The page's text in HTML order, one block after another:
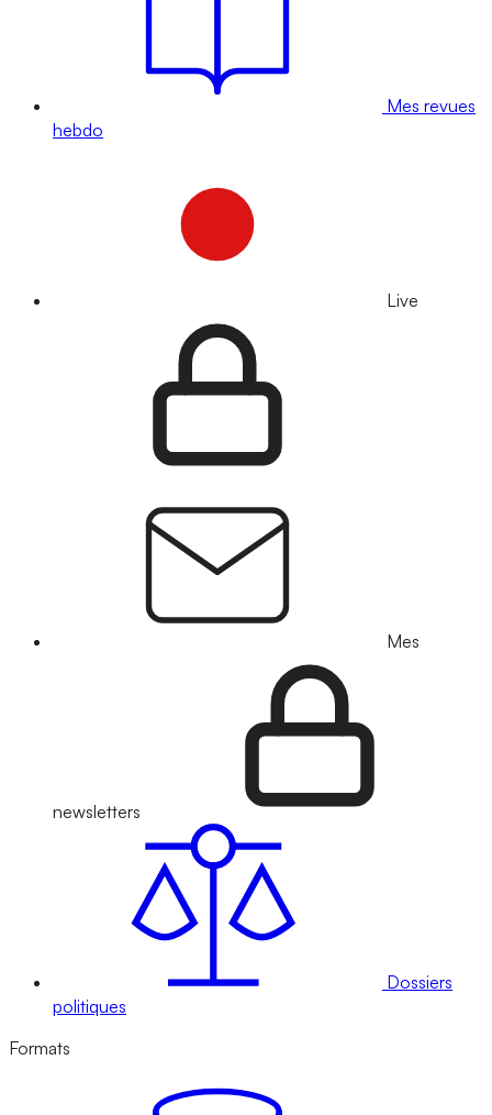
Mes revues
hebdo
Live
Mes
newsletters
Dossiers
politiques
Formats